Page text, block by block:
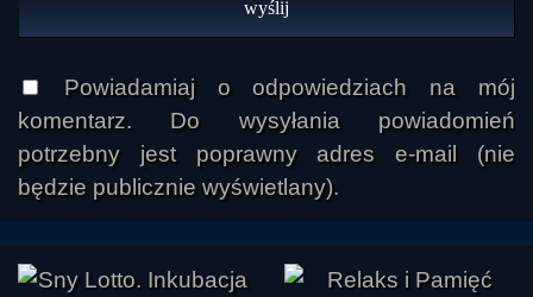
Powiadamiaj o odpowiedziach na mój
komentarz. Do wysyłania powiadomień
potrzebny jest poprawny adres e-mail (nie
będzie publicznie wyświetlany).